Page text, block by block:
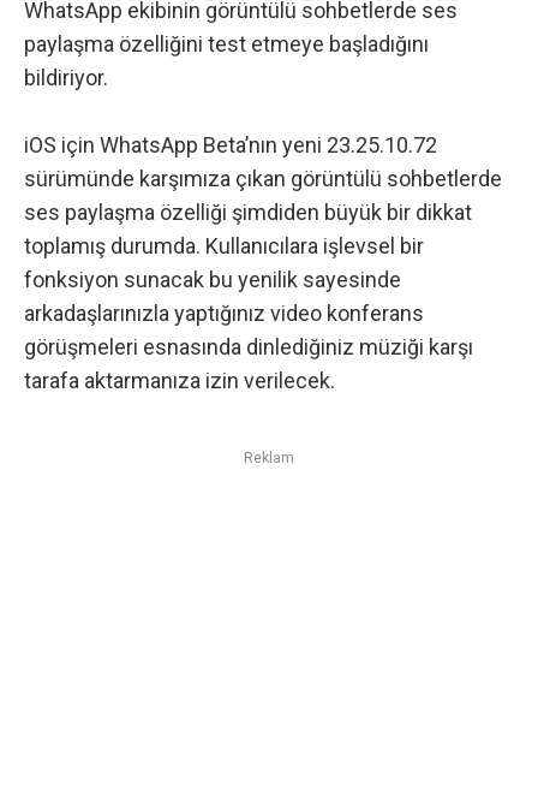
WhatsApp ekibinin görüntülü sohbetlerde ses
paylaşma özelliğini test etmeye başladığını
bildiriyor.
iOS için WhatsApp Beta’nın yeni 23.25.10.72
sürümünde karşımıza çıkan görüntülü sohbetlerde
ses paylaşma özelliği şimdiden büyük bir dikkat
toplamış durumda. Kullanıcılara işlevsel bir
fonksiyon sunacak bu yenilik sayesinde
arkadaşlarınızla yaptığınız video konferans
görüşmeleri esnasında dinlediğiniz müziği karşı
tarafa aktarmanıza izin verilecek.
Reklam